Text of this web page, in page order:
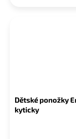
Dětské ponožky
kyticky